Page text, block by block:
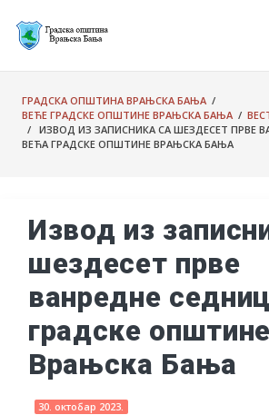
ГРАДСКА ОПШТИНА ВРАЊСКА БАЊА /
ВЕЋЕ ГРАДСКЕ ОПШТИНЕ ВРАЊСКА БАЊА /
/ ИЗВОД ИЗ ЗАПИСНИКА СА ШЕЗДЕСЕТ ПРВЕ
ВЕЋА ГРАДСКЕ ОПШТИНЕ ВРАЊСКА БАЊА
Извод из
шездесет прве
ванредне
градске општине
Врањска Бања
30. октобар 2023.